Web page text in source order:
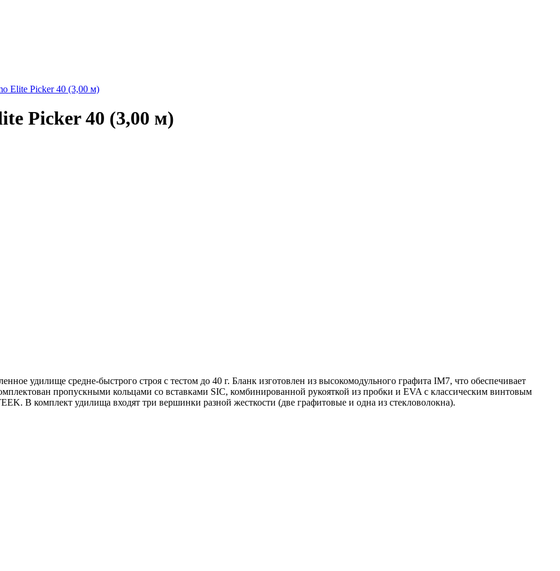
Elite Picker 40 (3,00 м)
Picker 40 (3,00 м)
удилище средне-быстрого строя с тестом до 40 г. Бланк изготовлен из высокомодульного графита IM7, что обеспечивает
пропускными кольцами со вставками SIC, комбинированной рукояткой из пробки и EVA с классическим винтовым
В комплект удилища входят три вершинки разной жесткости (две графитовые и одна из стекловолокна).